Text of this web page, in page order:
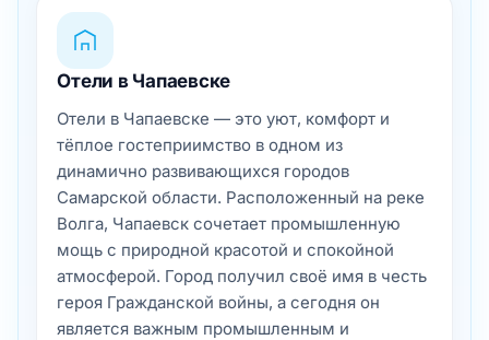
Отели в Чапаевске
Отели в Чапаевске — это уют, комфорт и
тёплое гостеприимство в одном из
динамично развивающихся городов
Самарской области. Расположенный на реке
Волга, Чапаевск сочетает промышленную
мощь с природной красотой и спокойной
атмосферой. Город получил своё имя в честь
героя Гражданской войны, а сегодня он
является важным промышленным и